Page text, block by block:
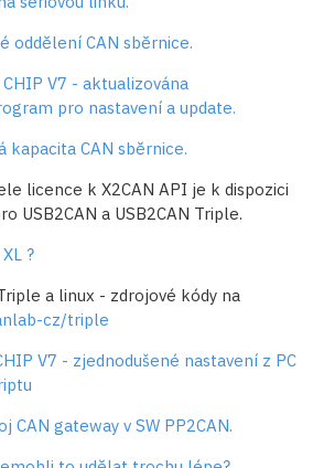
oddělení CAN sběrnice.
CHIP V7 - aktualizována
pro nastavení a update.
kapacita CAN sběrnice.
licence k X2CAN API je k dispozici
USB2CAN a USB2CAN Triple.
?
a linux - zdrojové kódy na
cz/triple
V7 - zjednodušené nastavení z PC
CAN gateway v SW PP2CAN.